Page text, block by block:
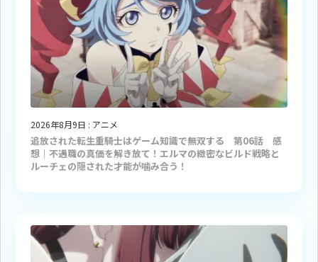
2026年8月9日 : アニメ
追放された転生重騎士はゲーム知識で無双する 第06話 感
想｜不遇職の真価を解き放て！エルマの緻密なビルド戦略と
ルーチェの隠された才能が噛み合う！